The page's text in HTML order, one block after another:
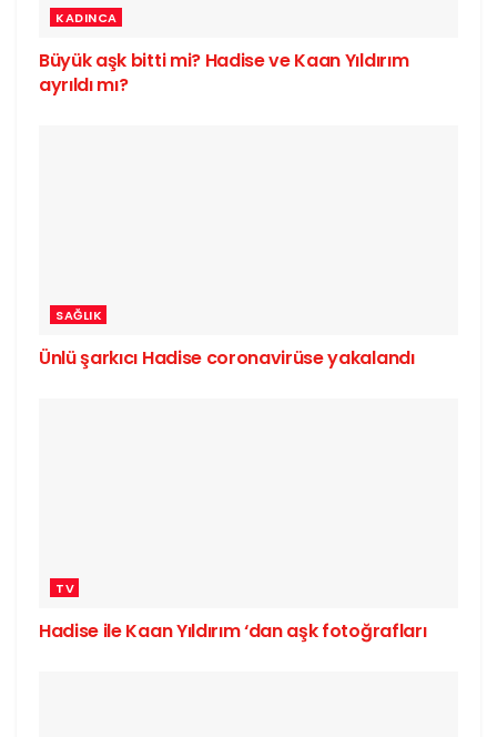
KADINCA
Büyük aşk bitti mi? Hadise ve Kaan Yıldırım
ayrıldı mı?
SAĞLIK
Ünlü şarkıcı Hadise coronavirüse yakalandı
TV
Hadise ile Kaan Yıldırım ‘dan aşk fotoğrafları